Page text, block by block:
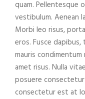
quam. Pellentesque
vestibulum. Aenean
Morbi leo risus,
eros. Fusce
mauris
amet risus. Nulla
posuere
consectetur est at